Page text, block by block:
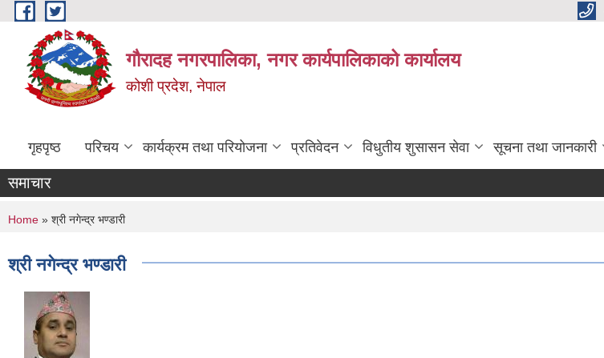
Skip to main content
गौरादह नगरपालिका, नगर कार्यपालिकाको कार्यालय
कोशी प्रदेश, नेपाल
गृहपृष्ठ परिचय कार्यक्रम तथा परियोजना प्रतिवेदन विधुतीय शुसासन सेवा सूचना तथा जानकारी
समाचार
You are here
Home » श्री नगेन्द्र भण्डारी
श्री नगेन्द्र भण्डारी